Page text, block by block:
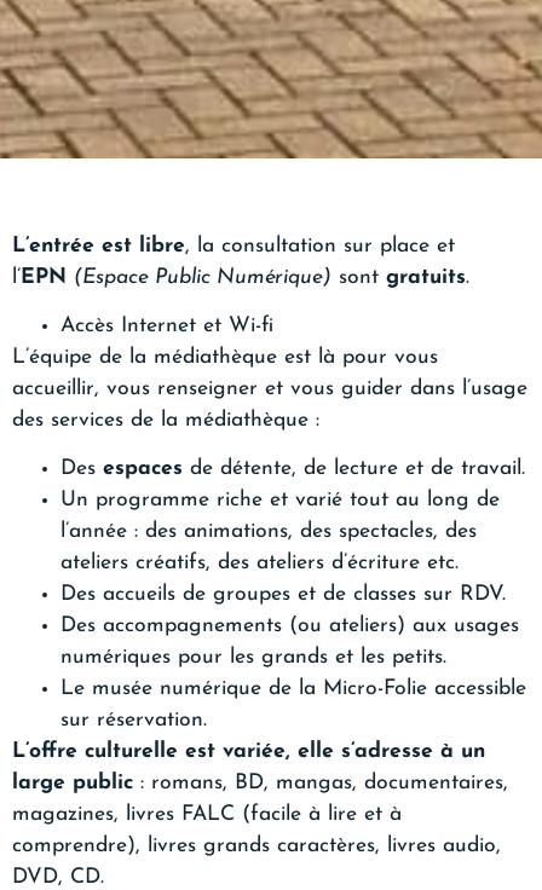
L’entrée est libre, la consultation sur place et
l’ EPN (Espace Public Numérique) sont gratuits.
Accès Internet et Wi-fi
L’équipe de la médiathèque est là pour vous
accueillir, vous renseigner et vous guider dans l’usage
des services de la médiathèque :
Des espaces de détente, de lecture et de travail.
Un programme riche et varié tout au long de
l’année : des animations, des spectacles, des
ateliers créatifs, des ateliers d’écriture etc.
Des accueils de groupes et de classes sur RDV.
Des accompagnements (ou ateliers) aux usages
numériques pour les grands et les petits.
Le musée numérique de la Micro-Folie accessible
sur réservation.
L’offre culturelle est variée, elle s’adresse à un
large public : romans, BD, mangas, documentaires,
magazines, livres FALC (facile à lire et à
comprendre), livres grands caractères, livres audio,
DVD, CD.